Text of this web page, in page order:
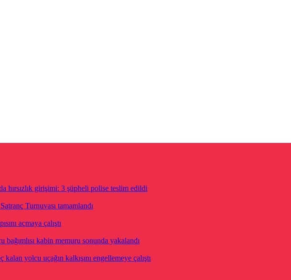
hırsızlık girişimi: 3 şüpheli polise teslim edildi
Turnuvası tamamlandı
açmaya çalıştı
kabin memuru sonunda yakalandı
yolcu uçağın kalkışını engellemeye çalıştı